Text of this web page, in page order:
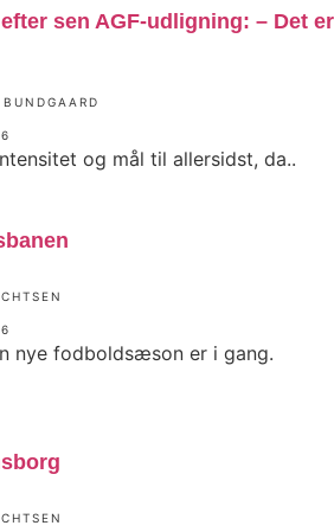
sen AGF-udligning: – Det er
og mål til allersidst, da..
nye fodboldsæson er i gang.